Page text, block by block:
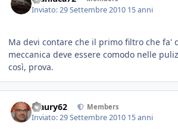
Inviato:29 Settembre 2010 15 anni
Ma devi contare che il primo filtro che fa'
meccanica deve essere comodo nelle
così, prova.
Maury62 Members
Inviato:29 Settembre 2010 15 anni